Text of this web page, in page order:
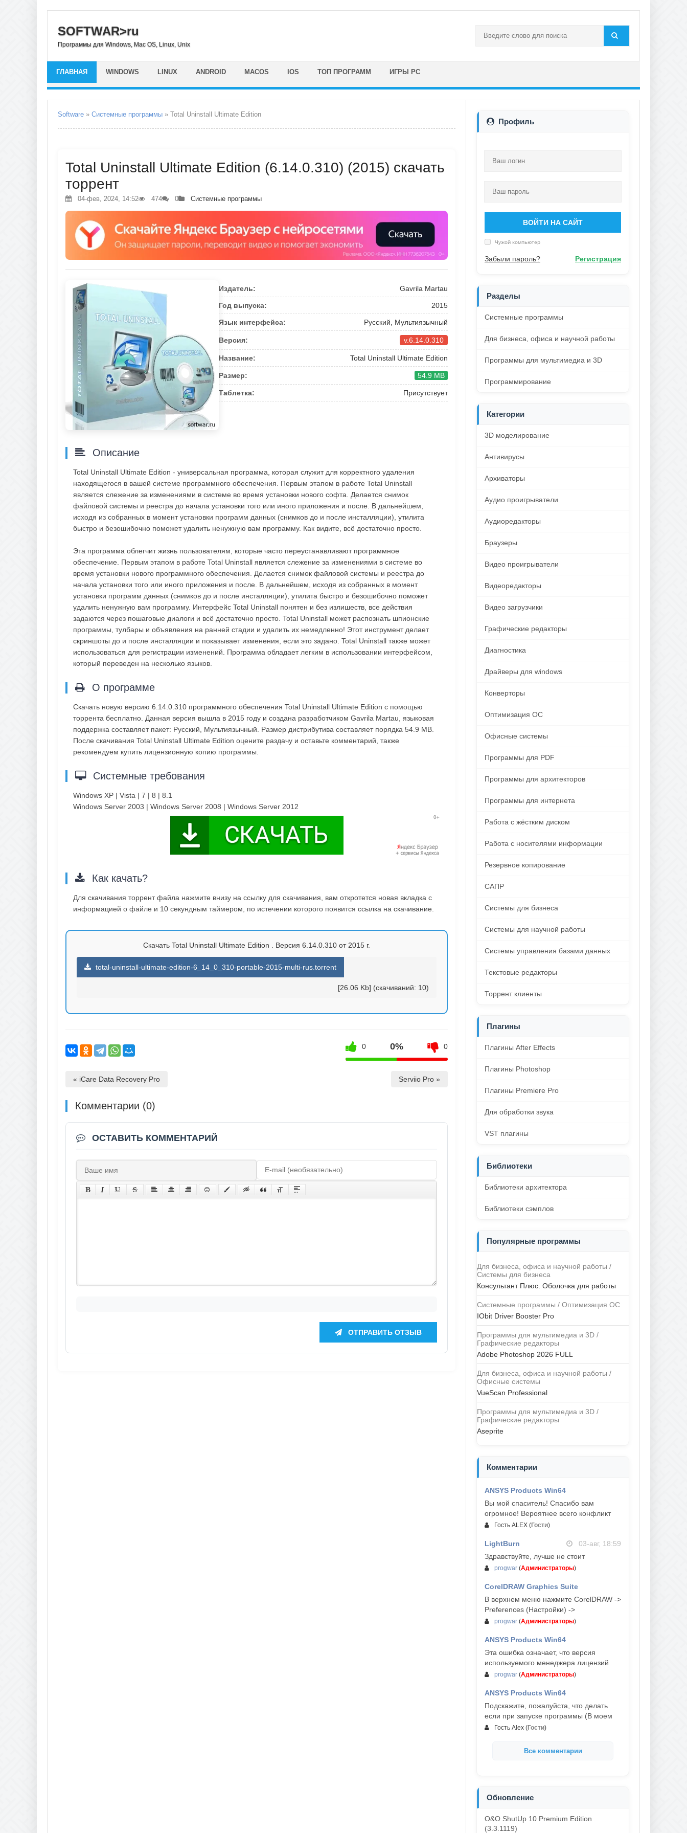
SOFTWAR>ru
Программы для Windows, Mac OS, Linux, Unix
ГЛАВНАЯ WINDOWS LINUX ANDROID MACOS IOS ТОП ПРОГРАММ ИГРЫ PC
Software » Системные программы » Total Uninstall Ultimate Edition
Total Uninstall Ultimate Edition (6.14.0.310) (2015) скачать
торрент
04-фев, 2024, 14:52 474 0 Системные программы
Издатель: Gavrila Martau
Год выпуска: 2015
Язык интерфейса: Русский, Мультиязычный
Версия: v.6.14.0.310
Название: Total Uninstall Ultimate Edition
Размер: 54.9 MB
Таблетка: Присутствует
Описание
Total Uninstall Ultimate Edition - универсальная программа, которая служит для корректного удаления
находящегося в вашей системе программного обеспечения. Первым этапом в работе Total Uninstall
является слежение за изменениями в системе во время установки нового софта. Делается снимок
файловой системы и реестра до начала установки того или иного приложения и после. В дальнейшем,
исходя из собранных в момент установки программ данных (снимков до и после инсталляции), утилита
быстро и безошибочно поможет удалить ненужную вам программу. Как видите, всё достаточно просто.
Эта программа облегчит жизнь пользователям, которые часто переустанавливают программное
обеспечение. Первым этапом в работе Total Uninstall является слежение за изменениями в системе во
время установки нового программного обеспечения. Делается снимок файловой системы и реестра до
начала установки того или иного приложения и после. В дальнейшем, исходя из собранных в момент
установки программ данных (снимков до и после инсталляции), утилита быстро и безошибочно поможет
удалить ненужную вам программу. Интерфейс Total Uninstall понятен и без излишеств, все действия
задаются через пошаговые диалоги и всё достаточно просто. Total Uninstall может распознать шпионские
программы, тулбары и объявления на ранней стадии и удалить их немедленно! Этот инструмент делает
скриншоты до и после инсталляции и показывает изменения, если это задано. Total Uninstall также может
использоваться для регистрации изменений. Программа обладает легким в использовании интерфейсом,
который переведен на несколько языков.
О программе
Скачать новую версию 6.14.0.310 программного обеспечения Total Uninstall Ultimate Edition с помощью
торрента бесплатно. Данная версия вышла в 2015 году и создана разработчиком Gavrila Martau, языковая
поддержка составляет пакет: Русский, Мультиязычный. Размер дистрибутива составляет порядка 54.9 MB.
После скачивания Total Uninstall Ultimate Edition оцените раздачу и оставьте комментарий, также
рекомендуем купить лицензионную копию программы.
Системные требования
Windows XP | Vista | 7 | 8 | 8.1
Windows Server 2003 | Windows Server 2008 | Windows Server 2012
Как качать?
Для скачивания торрент файла нажмите внизу на ссылку для скачивания, вам откротется новая вкладка с
информацией о файле и 10 секундным таймером, по истечении которого появится ссылка на скачивание.
Скачать Total Uninstall Ultimate Edition . Версия 6.14.0.310 от 2015 г.
total-uninstall-ultimate-edition-6_14_0_310-portable-2015-multi-rus.torrent
[26.06 Kb] (cкачиваний: 10)
0 0% 0
« iCare Data Recovery Pro Serviio Pro »
Комментарии (0)
ОСТАВИТЬ КОММЕНТАРИЙ
ОТПРАВИТЬ ОТЗЫВ
Профиль
ВОЙТИ НА САЙТ
Чужой компьютер
Забыли пароль? Регистрация
Разделы
Системные программы
Для бизнеса, офиса и научной работы
Программы для мультимедиа и 3D
Программирование
Категории
3D моделирование
Антивирусы
Архиваторы
Аудио проигрыватели
Аудиоредакторы
Браузеры
Видео проигрыватели
Видеоредакторы
Видео загрузчики
Графические редакторы
Диагностика
Драйверы для windows
Конверторы
Оптимизация ОС
Офисные системы
Программы для PDF
Программы для архитекторов
Программы для интернета
Работа с жёстким диском
Работа с носителями информации
Резервное копирование
САПР
Системы для бизнеса
Системы для научной работы
Системы управления базами данных
Текстовые редакторы
Торрент клиенты
Плагины
Плагины After Effects
Плагины Photoshop
Плагины Premiere Pro
Для обработки звука
VST плагины
Библиотеки
Библиотеки архитектора
Библиотеки сэмплов
Популярные программы
Для бизнеса, офиса и научной работы /
Системы для бизнеса
Консультант Плюс. Оболочка для работы
Системные программы / Оптимизация ОС
IObit Driver Booster Pro
Программы для мультимедиа и 3D /
Графические редакторы
Adobe Photoshop 2026 FULL
Для бизнеса, офиса и научной работы /
Офисные системы
VueScan Professional
Программы для мультимедиа и 3D /
Графические редакторы
Aseprite
Комментарии
ANSYS Products Win64
Вы мой спаситель! Спасибо вам
огромное! Вероятнее всего конфликт
Гость ALEX (Гости)
LightBurn
03-авг, 18:59
Здравствуйте, лучше не стоит
progwar (Администраторы)
CorelDRAW Graphics Suite
03-авг, 18:58
В верхнем меню нажмите CorelDRAW ->
Preferences (Настройки) ->
progwar (Администраторы)
ANSYS Products Win64
Эта ошибка означает, что версия
используемого менеджера лицензий
progwar (Администраторы)
ANSYS Products Win64
Подскажите, пожалуйста, что делать
если при запуске программы (В моем
Гость Alex (Гости)
Все комментарии
Обновление
O&O ShutUp 10 Premium Edition
(3.3.1119)